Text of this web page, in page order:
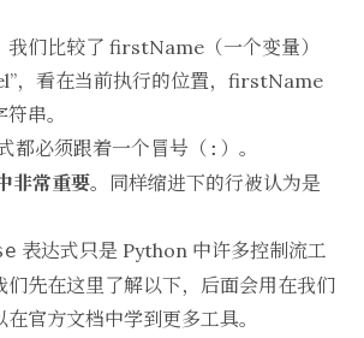
我们比较了 firstName（一个变量）
，看在当前执行的位置，firstName
串。
都必须跟着一个冒号（ : ）。
非常重要。同样缩进下的行被认为是
表达式只是 Python 中许多控制流工
们先在这里了解以下，后面会用在我们
在官方文档中学到更多工具。